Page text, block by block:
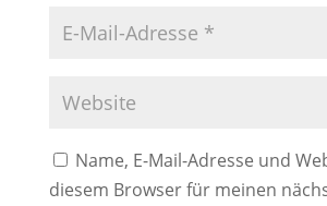
Name, E-Mail-Adresse und
diesem Browser für meinen